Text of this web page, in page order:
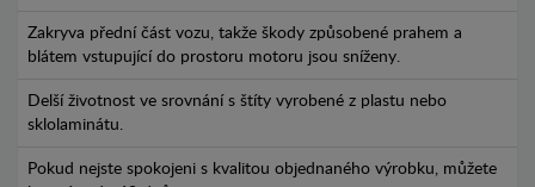
Zakryva přední část vozu, takže škody způsobené prahem a
blátem vstupující do prostoru motoru jsou sníženy.
Delší životnost ve srovnání s štíty vyrobené z plastu nebo
sklolaminátu.
Pokud nejste spokojeni s kvalitou objednaného výrobku, můžete